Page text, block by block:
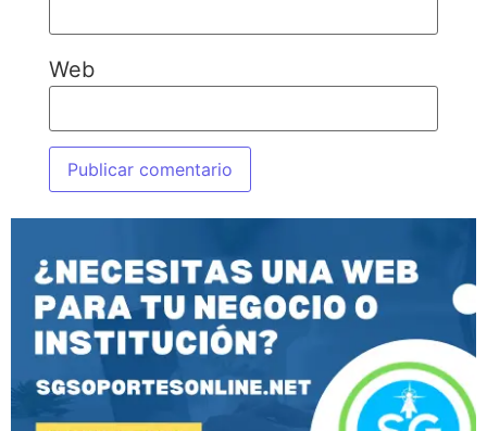
Web